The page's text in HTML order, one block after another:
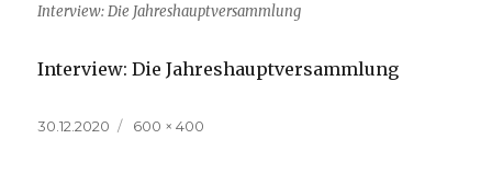
Interview: Die Jahreshauptversammlung
Interview: Die Jahreshauptversammlung
Veröffentlicht
30.12.2020
Volle
600 × 400